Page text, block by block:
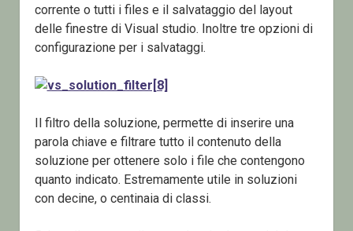
corrente o tutti i files e il salvataggio del layout
delle finestre di Visual studio. Inoltre tre opzioni di
configurazione per i salvataggi.
Il filtro della soluzione, permette di inserire una
parola chiave e filtrare tutto il contenuto della
soluzione per ottenere solo i file che contengono
quanto indicato. Estremamente utile in soluzioni
con decine, o centinaia di classi.